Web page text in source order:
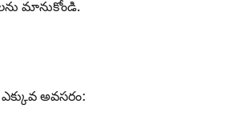
మానుకోండి.
అవసరం: